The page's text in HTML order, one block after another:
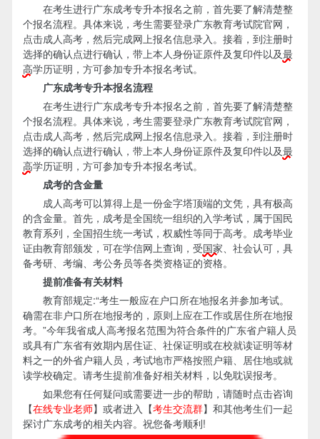
在考生进行广东成考专升本报名之前，首先要了解清楚整
个报名流程。具体来说，考生需要登录广东教育考试院官网，
点击成人高考，然后完成网上报名信息录入。接着，到注册时
选择的确认点进行确认，带上本人身份证原件及复印件以及最
高学历证明，方可参加专升本报名考试。
广东成考专升本报名流程
在考生进行广东成考专升本报名之前，首先要了解清楚整
个报名流程。具体来说，考生需要登录广东教育考试院官网，
点击成人高考，然后完成网上报名信息录入。接着，到注册时
选择的确认点进行确认，带上本人身份证原件及复印件以及最
高学历证明，方可参加专升本报名考试。
成考的含金量
成人高考可以算得上是一份金字塔顶端的文凭，具有极高
的含金量。首先，成考是全国统一组织的入学考试，属于国民
教育系列，全国招生统一考试，权威性等同于高考。成考毕业
证由教育部颁发，可在学信网上查询，受国家 、社会认可，具
备考研、考编、考公务员等各类资格证的资格。
提前准备有关材料
教育部规定:“考生一般应在户口所在地报名并参加考试。
确需在非户口所在地报考的，原则上应在工作或居住所在地报
考。”今年我省成人高考报名范围为符合条件的广东省户籍人员
或具有广东省有效期内居住证、社保证明或在校就读证明等材
料之一的外省户籍人员，考试地市严格按照户籍、居住地或就
读学校确定。请考生提前准备好相关材料，以免耽误报考。
如果您有任何疑问或需要进一步的帮助，请随时点击咨询
【在线专业老师】或者进入【考生交流群】和其他考生们一起
探讨广东成考的相关内容。祝您备考顺利!